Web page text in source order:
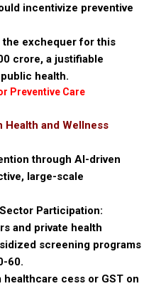
incentivize preventive
exchequer for this
crore, a justifiable
health.
Preventive Care
Health and Wellness
through AI-driven
large-scale
Participation:
and private health
screening programs
60.
cess or GST on